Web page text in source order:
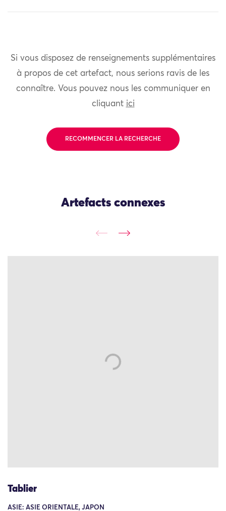
Si vous disposez de renseignements supplémentaires
à propos de cet artefact, nous serions ravis de les
connaître. Vous pouvez nous les communiquer en
cliquant ici
RECOMMENCER LA RECHERCHE
Artefacts connexes
Tablier
ASIE: ASIE ORIENTALE, JAPON